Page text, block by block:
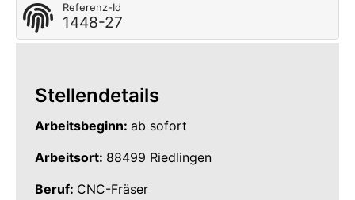
Referenz-Id
1448-27
Stellendetails
Arbeitsbeginn: ab sofort
Arbeitsort: 88499 Riedlingen
Beruf: CNC-Fräser